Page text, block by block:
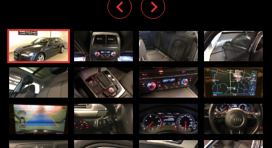
Previous
Next